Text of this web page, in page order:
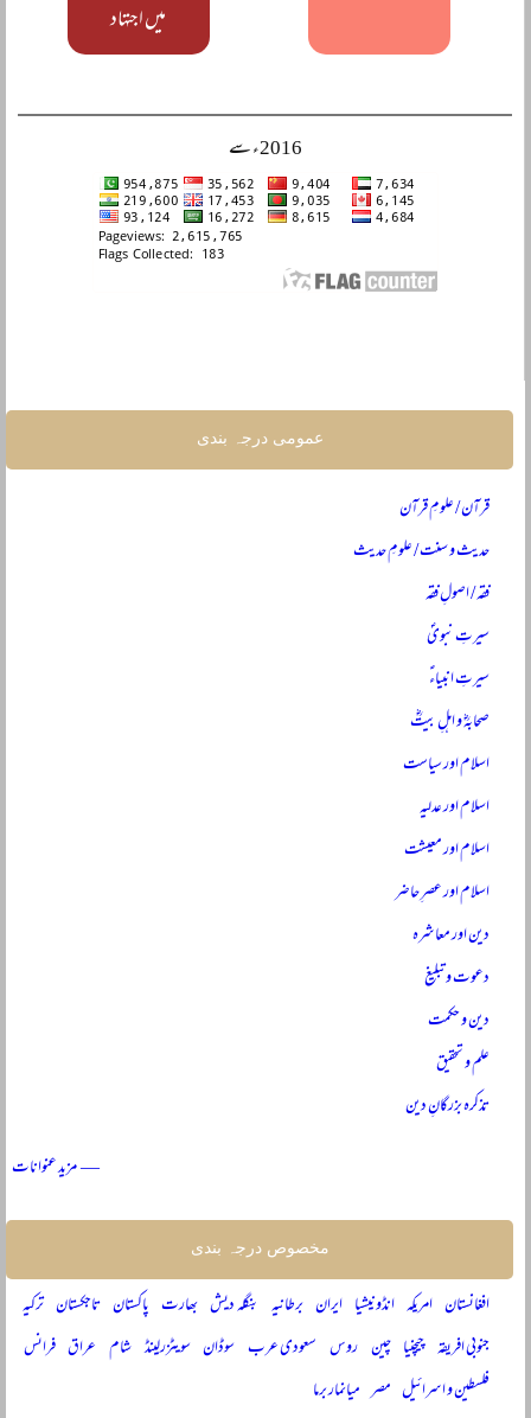
میں اجتہاد
2016ء سے
عمومی درجہ بندی
قرآن / علومِ قرآن
حدیث و سنت / علومِ حدیث
فقہ / اصولِ فقہ
سیرتِ نبویؐ
سیرتِ انبیاءؑ
صحابہؓ و اہلِ بیتؓ
اسلام اور سیاست
اسلام اور عدلیہ
اسلام اور معیشت
اسلام اور عصرِ حاضر
دین اور معاشرہ
دعوت و تبلیغ
دین و حکمت
علم و تحقیق
تذکرہ بزرگانِ دین
— مزید عنوانات
مخصوص درجہ بندی
افغانستان امریکہ انڈونیشیا ایران برطانیہ بنگلہ دیش بھارت پاکستان تاجکستان ترکیہ
جنوبی افریقہ چیچنیا چین روس سعودی عرب سوڈان سویٹزرلینڈ شام عراق فرانس
فلسطین و اسرائیل مصر میانمار برما